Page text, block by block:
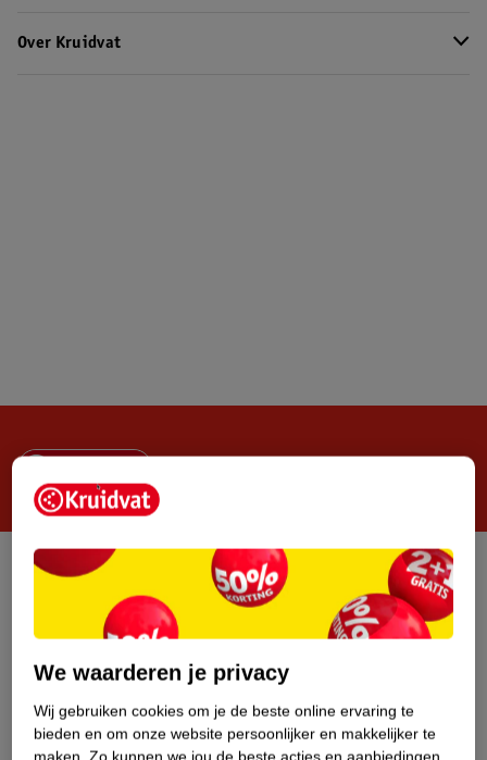
Over Kruidvat
Steeds verrassend, altijd voordelig!
Privacy
Algemene Verkoopvoorwaarden
Zelf cookies beheren
We waarderen je privacy
Wij gebruiken cookies om je de beste online ervaring te
bieden en om onze website persoonlijker en makkelijker te